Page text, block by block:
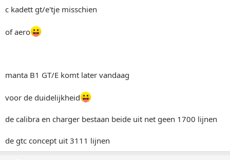
c kadett gt/e'tje misschien
of aero
manta B1 GT/E komt later vandaag
voor de duidelijkheid
de calibra en charger bestaan beide uit net geen 1700 lijnen
de gtc concept uit 3111 lijnen